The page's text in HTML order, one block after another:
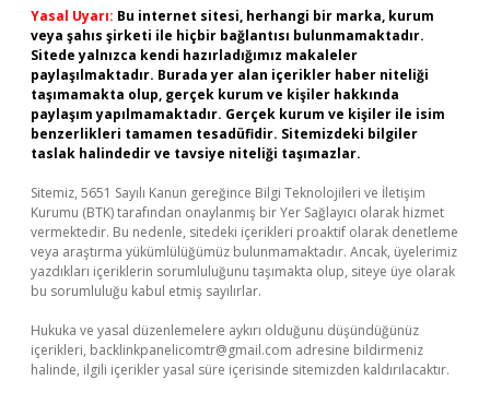
Yasal Uyarı: Bu internet sitesi, herhangi bir marka, kurum
veya şahıs şirketi ile hiçbir bağlantısı bulunmamaktadır.
Sitede yalnızca kendi hazırladığımız makaleler
paylaşılmaktadır. Burada yer alan içerikler haber niteliği
taşımamakta olup, gerçek kurum ve kişiler hakkında
paylaşım yapılmamaktadır. Gerçek kurum ve kişiler ile isim
benzerlikleri tamamen tesadüfidir. Sitemizdeki bilgiler
taslak halindedir ve tavsiye niteliği taşımazlar.
Sitemiz, 5651 Sayılı Kanun gereğince Bilgi Teknolojileri ve İletişim
Kurumu (BTK) tarafından onaylanmış bir Yer Sağlayıcı olarak hizmet
vermektedir. Bu nedenle, sitedeki içerikleri proaktif olarak denetleme
veya araştırma yükümlülüğümüz bulunmamaktadır. Ancak, üyelerimiz
yazdıkları içeriklerin sorumluluğunu taşımakta olup, siteye üye olarak
bu sorumluluğu kabul etmiş sayılırlar.
Hukuka ve yasal düzenlemelere aykırı olduğunu düşündüğünüz
içerikleri, backlinkpanelicomtr@gmail.com adresine bildirmeniz
halinde, ilgili içerikler yasal süre içerisinde sitemizden kaldırılacaktır.